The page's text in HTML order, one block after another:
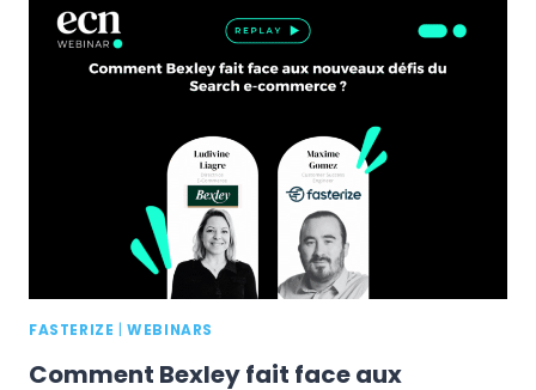
GAGNANTES
SUR
TIKTOK,
PINTEREST
FACEBOOK
FASTERIZE |WEBINARS
Comment Bexley fait face aux